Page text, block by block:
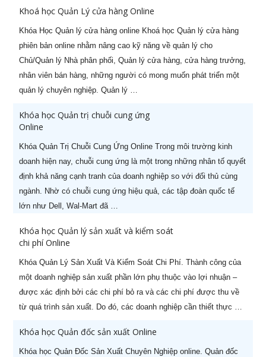
Khoá học Quản Lý cửa hàng Online
Khóa Học Quản lý cửa hàng online Khoá học Quản lý cửa hàng
phiên bản online nhằm nâng cao kỹ năng về quản lý cho
Chủ/Quản lý Nhà phân phối, Quản lý cửa hàng, cửa hàng trưởng,
nhân viên bán hàng, những người có mong muốn phát triển một
quản lý chuyên nghiệp. Quản lý …
Khóa học Quản trị chuỗi cung ứng
Online
Khóa Quản Trị Chuỗi Cung Ứng Online Trong môi trường kinh
doanh hiện nay, chuỗi cung ứng là một trong những nhân tố quyết
định khả năng cạnh tranh của doanh nghiệp so với đối thủ cùng
ngành. Nhờ có chuỗi cung ứng hiệu quả, các tập đoàn quốc tế
lớn như Dell, Wal-Mart đã …
Khóa học Quản lý sản xuất và kiểm soát
chi phí Online
Khóa Quản Lý Sản Xuất Và Kiểm Soát Chi Phí. Thành công của
một doanh nghiệp sản xuất phần lớn phụ thuộc vào lợi nhuận –
được xác định bởi các chi phí bỏ ra và các chi phí được thu về
từ quá trình sản xuất. Do đó, các doanh nghiệp cần thiết thực …
Khóa học Quản đốc sản xuất Online
Khóa học Quản Đốc Sản Xuất Chuyên Nghiệp online. Quản đốc